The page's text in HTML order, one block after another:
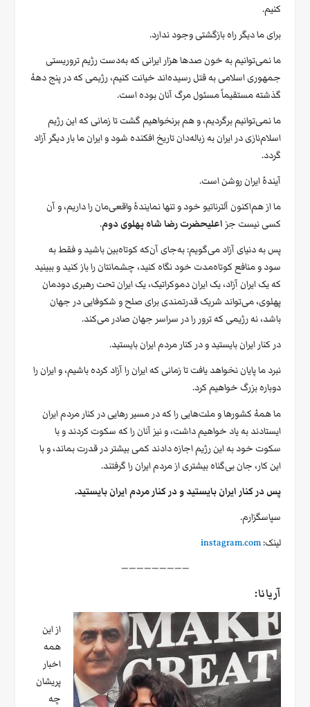
کنیم.
برای ما دیگر راه بازگشتی وجود ندارد.
ما نمی‌توانیم به خون صدها هزار ایرانی که به‌دست رژیم تروریستی
جمهوری اسلامی به قتل رسیده‌اند خیانت کنیم، رژیمی که در پنج دههٔ
گذشته مستقیماً مسئول مرگ آنان بوده است.
ما نمی‌توانیم برگردیم، و هم برنخواهیم گشت تا زمانی که این رژیم
اسلام‌نازی در ایران به زباله‌دان تاریخ افکنده شود و ایران ما بار دیگر آزاد
گردد.
آیندهٔ ایران روشن است.
ما از هم‌اکنون آلترناتیو خود و تنها نمایندهٔ واقعی‌مان را داریم، و آن
کسی نیست جز اعلیحضرت رضا شاه پهلوی دوم.
پس به دنیای آزاد می‌گویم: به‌جای آن‌که کوتاه‌بین باشید و فقط به
سود و منافع کوتاه‌مدت خود نگاه کنید، چشمانتان را باز کنید و ببینید
که یک ایران آزاد، یک ایران دموکراتیک، یک ایران تحت رهبری دودمان
پهلوی، می‌تواند شریک قدرتمندی برای صلح و شکوفایی در جهان
باشد، نه رژیمی که ترور را در سراسر جهان صادر می‌کند.
در کنار ایران بایستید و در کنار مردم ایران بایستید.
نبرد ما پایان نخواهد یافت تا زمانی که ایران را آزاد کرده باشیم، و ایران را
دوباره بزرگ خواهیم کرد.
ما همهٔ کشورها و ملت‌هایی را که در مسیر رهایی در کنار مردم ایران
ایستادند به یاد خواهیم داشت، و نیز آنان را که سکوت کردند و با
سکوت خود به این رژیم اجازه دادند کمی بیشتر در قدرت بماند، و با
این کار، جان بی‌گناه بیشتری از مردم ایران را گرفتند.
پس در کنار ایران بایستید و در کنار مردم ایران بایستید.
سپاسگزارم.
لینک:instagram.com
—————————
آریانا:
از این
همه
اخبار
پریشان
چه